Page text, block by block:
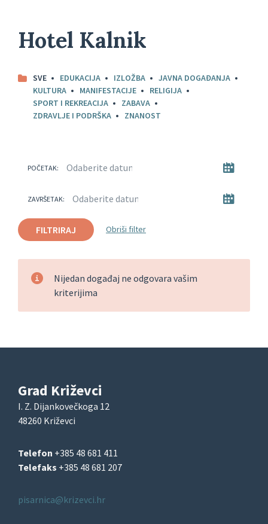
Hotel Kalnik
SVE EDUKACIJA IZLOŽBA
JAVNA DOGAĐANJA
KULTURA
MANIFESTACIJE
RELIGIJA
SPORT I REKREACIJA
ZABAVA
ZDRAVLJE I PODRŠKA
ZNANOST
POČETAK:
ZAVRŠETAK:
FILTRIRAJ Obriši filter
Nijedan događaj ne odgovara vašim
kriterijima
Grad Križevci
I. Z. Dijankovečkoga 12
48260 Križevci
Telefon +385 48 681 411
Telefaks +385 48 681 207
pisarnica@krizevci.hr